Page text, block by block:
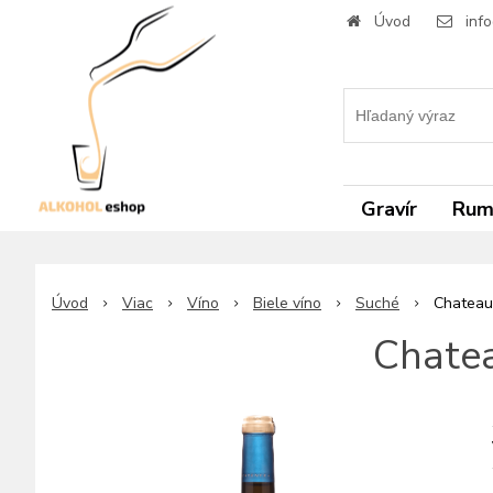
Úvod
Gravír Rum
Úvod Viac Víno Biele víno Suché